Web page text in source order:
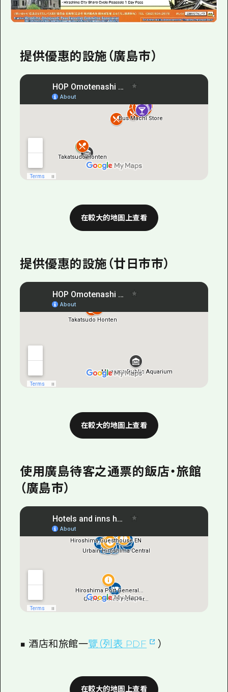
提供優惠的設施（廣島市）
在較大的地圖上查看
提供優惠的設施（廿日市市）
在較大的地圖上查看
使用廣島待客之通票的飯店・旅館
（廣島市）
■ 酒店和旅館一覽（列表 PDF ）
在較大的地圖上查看